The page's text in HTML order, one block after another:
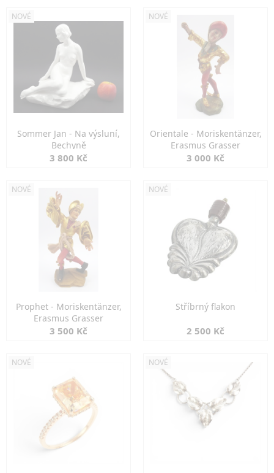
NOVÉ
Sommer Jan - Na výsluní,
Bechyně
3 800 Kč
NOVÉ
Orientale - Moriskentänzer,
Erasmus Grasser
3 000 Kč
NOVÉ
Prophet - Moriskentänzer,
Erasmus Grasser
3 500 Kč
NOVÉ
Stříbrný flakon
2 500 Kč
NOVÉ NOVÉ